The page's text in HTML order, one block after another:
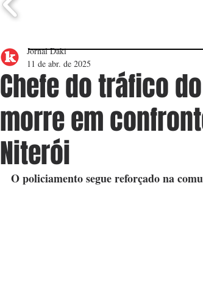
Chefe do tráfico
morre em
Niterói
Jornal Daki
11 de abr. de 2025
O policiamento segue reforçado na